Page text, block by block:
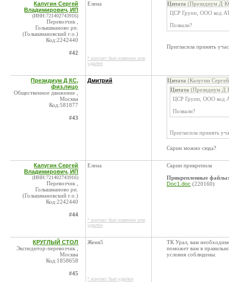
Калугин Сергей
Владимирович, ИП
(ИНН:721402743916)
Перевозчик ,
Голышманово рп.
(Голышмановский г.о.)
Код:2242440
#42
Елена
* контакт был изменен или
удален
Цитата (Президиум Д
ЦСР Групп, ООО код
Позвали?
Пригласила принять
Президиум Д КС,
физ.лицо
Общественное движение ,
Москва
Код:581877
#43
Дмитрий Цитата (Калугин
Цитата (Президиум Д
ЦСР Групп, ООО код
Позвали?
Пригласила принять
Скрин можно сюда?
Калугин Сергей
Владимирович, ИП
(ИНН:721402743916)
Перевозчик ,
Голышманово рп.
(Голышмановский г.о.)
Код:2242440
#44
Елена
* контакт был изменен или
удален
Скрин прикрепила
Прикрепленные файлы:
Doc1.doc (220160)
КРУГЛЫЙ СТОЛ
Экспедитор-перевозчик ,
Москва
Код:1858658
#45
Женя5
* контакт был удален
ТК Урал, вам
поможет вам в
условия соблюдены.